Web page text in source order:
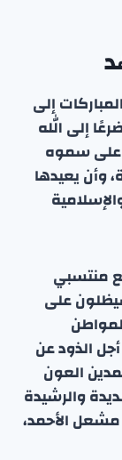
إلى
إلى الله
على سموه
وأن يعيدها
منتسبي
على
الذود عن
العون
والرشيدة
مشعل الأحمد،